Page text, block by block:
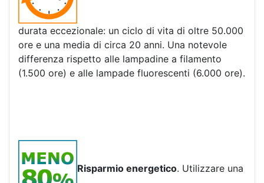
durata eccezionale: un ciclo di vita di oltre 50.000
ore e una media di circa 20 anni. Una notevole
differenza rispetto alle lampadine a filamento
(1.500 ore) e alle lampade fluorescenti (6.000 ore).
Risparmio energetico. Utilizzare una